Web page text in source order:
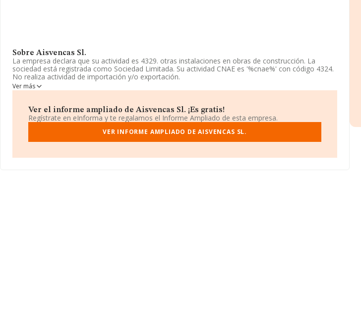
Sobre Aisvencas Sl.
La empresa declara que su actividad es 4329. otras instalaciones en obras de construcción. La
sociedad está registrada como Sociedad Limitada. Su actividad CNAE es '%cnae%' con código 4324.
No realiza actividad de importación y/o exportación.
Acerca de los empleados, ha contado con una reducción del 50% y teniendo en cuenta la
media de sector.
Dentro del ranking de empresas elaborado por INFORMA, atendiendo a los niveles de facturación de
la sociedad, se destaca que: la compañía ha escalado 106 puestos en el ranking sectorial, pasando
del 1.089 al 983. En el ranking de sectores las siguientes empresas tienen mejor posición:M Yuste
Rehabilitacion y Mantenimiento de Edificios Climb S.LyReyca Comunicaciones del Norte
Ver más
Ver el informe ampliado de Aisvencas Sl. ¡Es gratis!
Regístrate en eInforma y te regalamos el Informe Ampliado de esta empresa.
VER INFORME AMPLIADO DE AISVENCAS SL.